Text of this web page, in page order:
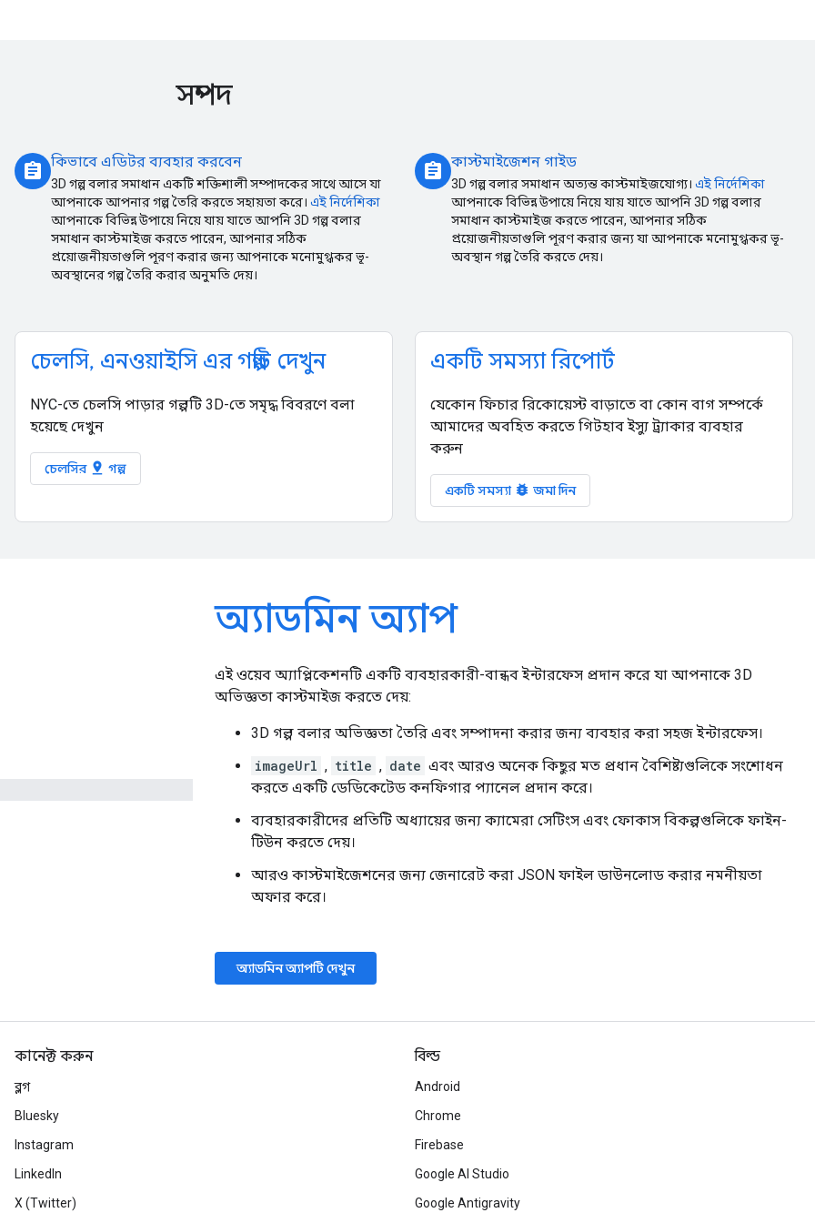
সম্পদ
assignment কিভাবে এডিটর ব্যবহার করবেন
3D গল্প বলার সমাধান একটি শক্তিশালী সম্পাদকের সাথে আসে যা
আপনাকে আপনার গল্প তৈরি করতে সহায়তা করে। এই নির্দেশিকা
আপনাকে বিভিন্ন উপায়ে নিয়ে যায় যাতে আপনি 3D গল্প বলার
সমাধান কাস্টমাইজ করতে পারেন, আপনার সঠিক
প্রয়োজনীয়তাগুলি পূরণ করার জন্য আপনাকে মনোমুগ্ধকর ভূ-
অবস্থানের গল্প তৈরি করার অনুমতি দেয়।
assignment কাস্টমাইজেশন গাইড
3D গল্প বলার সমাধান অত্যন্ত কাস্টমাইজযোগ্য। এই নির্দেশিকা
আপনাকে বিভিন্ন উপায়ে নিয়ে যায় যাতে আপনি 3D গল্প বলার
সমাধান কাস্টমাইজ করতে পারেন, আপনার সঠিক
প্রয়োজনীয়তাগুলি পূরণ করার জন্য যা আপনাকে মনোমুগ্ধকর ভূ-
অবস্থান গল্প তৈরি করতে দেয়।
চেলসি, এনওয়াইসি এর গল্পটি দেখুন
NYC-তে চেলসি পাড়ার গল্পটি 3D-তে সমৃদ্ধ বিবরণে বলা
হয়েছে দেখুন
চেলসির pin_drop গল্প
একটি সমস্যা রিপোর্ট
যেকোন ফিচার রিকোয়েস্ট বাড়াতে বা কোন বাগ সম্পর্কে
আমাদের অবহিত করতে গিটহাব ইস্যু ট্র্যাকার ব্যবহার
করুন
একটি সমস্যা bug_report জমা দিন
অ্যাডমিন অ্যাপ
এই ওয়েব অ্যাপ্লিকেশনটি একটি ব্যবহারকারী-বান্ধব ইন্টারফেস প্রদান করে যা আপনাকে 3D
অভিজ্ঞতা কাস্টমাইজ করতে দেয়:
3D গল্প বলার অভিজ্ঞতা তৈরি এবং সম্পাদনা করার জন্য ব্যবহার করা সহজ ইন্টারফেস।
imageUrl , title , date এবং আরও অনেক কিছুর মত প্রধান বৈশিষ্ট্যগুলিকে সংশোধন
করতে একটি ডেডিকেটেড কনফিগার প্যানেল প্রদান করে।
ব্যবহারকারীদের প্রতিটি অধ্যায়ের জন্য ক্যামেরা সেটিংস এবং ফোকাস বিকল্পগুলিকে ফাইন-
টিউন করতে দেয়।
আরও কাস্টমাইজেশনের জন্য জেনারেট করা JSON ফাইল ডাউনলোড করার নমনীয়তা
অফার করে।
অ্যাডমিন অ্যাপটি দেখুন
কানেক্ট করুন
ব্লগ
Bluesky
Instagram
LinkedIn
X (Twitter)
বিল্ড
Android
Chrome
Firebase
Google AI Studio
Google Antigravity